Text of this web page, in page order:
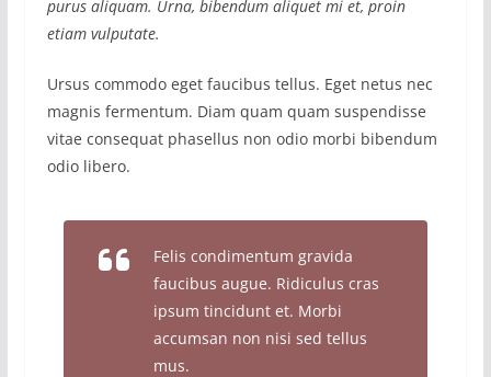
purus aliquam. Urna, bibendum aliquet mi et, proin
etiam vulputate.
Ursus commodo eget faucibus tellus. Eget netus nec
magnis fermentum. Diam quam quam suspendisse
vitae consequat phasellus non odio morbi bibendum
odio libero.
Felis condimentum gravida
faucibus augue. Ridiculus cras
ipsum tincidunt et. Morbi
accumsan non nisi sed tellus
mus.